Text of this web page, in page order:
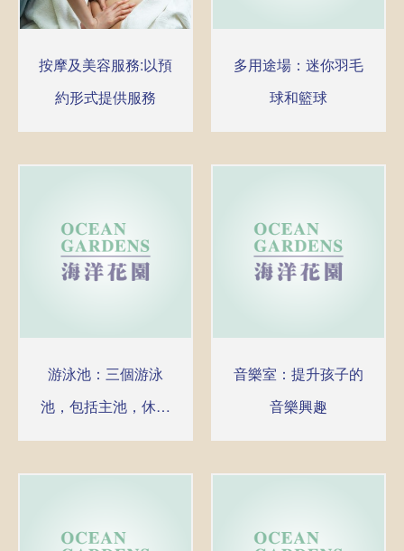
按摩及美容服務:以預
約形式提供服務
多用途場：迷你羽毛
球和籃球
游泳池：三個游泳
池，包括主池，休憩
池及兒童池
音樂室：提升孩子的
音樂興趣